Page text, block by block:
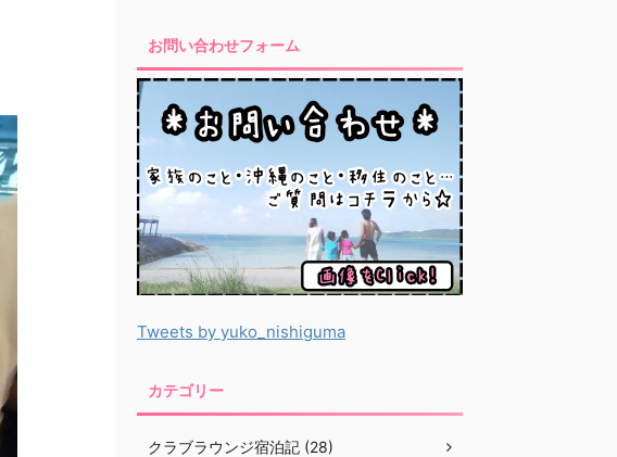
お問い合わせフォーム
Tweets by yuko_nishiguma
カテゴリー
クラブラウンジ宿泊記 (28)